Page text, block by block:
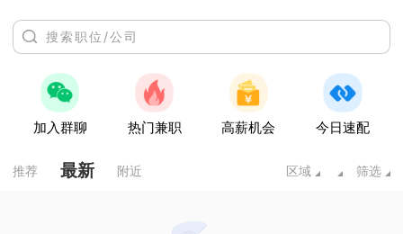
加入群聊 热门兼职 高薪机会 今日速配
推荐 最新 附近 区域 筛选